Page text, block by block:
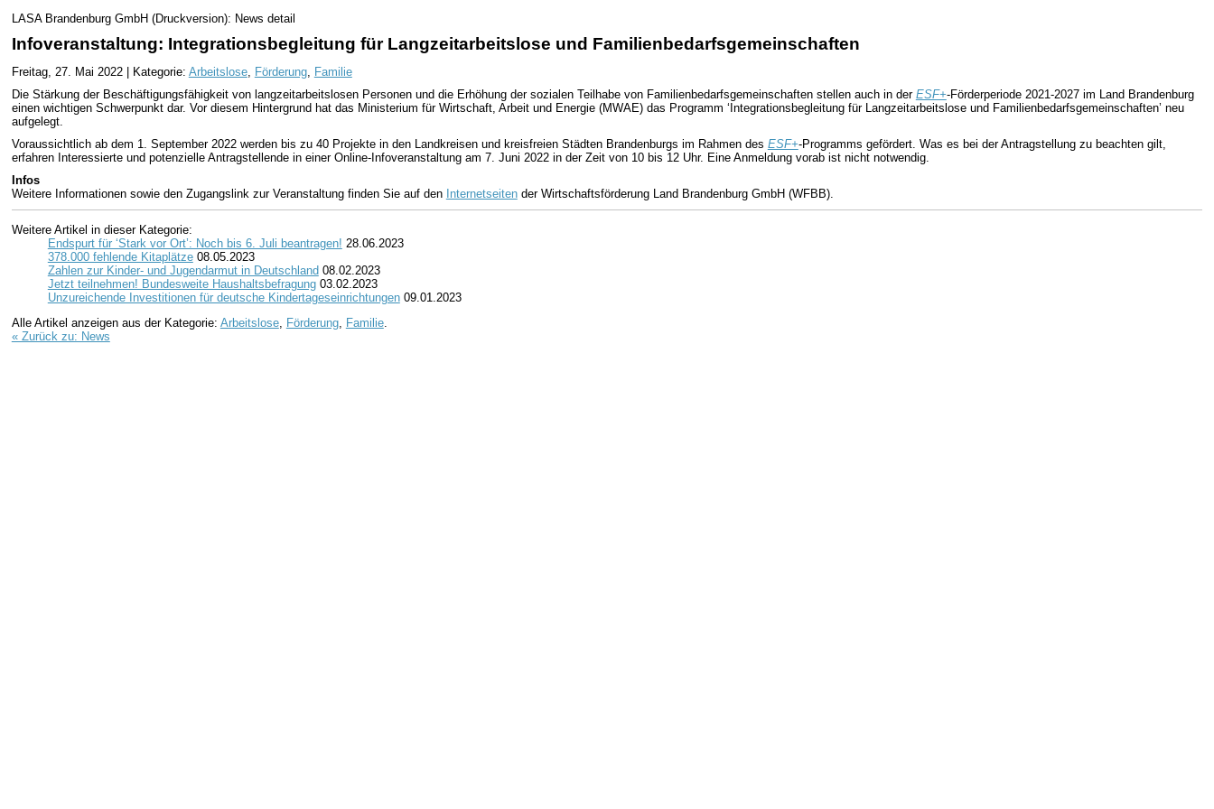
LASA Brandenburg GmbH (Druckversion): News detail
Infoveranstaltung: Integrationsbegleitung für Langzeitarbeitslose und Familienbedarfsgemeinschaften
Freitag, 27. Mai 2022 | Kategorie: Arbeitslose, Förderung, Familie
Die Stärkung der Beschäftigungsfähigkeit von langzeitarbeitslosen Personen und die Erhöhung der sozialen Teilhabe von Familienbedarfsgemeinschaften stellen auch in der ESF+-Förderperiode 2021-2027 im Land Brandenburg
einen wichtigen Schwerpunkt dar. Vor diesem Hintergrund hat das Ministerium für Wirtschaft, Arbeit und Energie (MWAE) das Programm ‘Integrationsbegleitung für Langzeitarbeitslose und Familienbedarfsgemeinschaften’ neu
aufgelegt.
Voraussichtlich ab dem 1. September 2022 werden bis zu 40 Projekte in den Landkreisen und kreisfreien Städten Brandenburgs im Rahmen des ESF+-Programms gefördert. Was es bei der Antragstellung zu beachten gilt,
erfahren Interessierte und potenzielle Antragstellende in einer Online-Infoveranstaltung am 7. Juni 2022 in der Zeit von 10 bis 12 Uhr. Eine Anmeldung vorab ist nicht notwendig.
Infos
Weitere Informationen sowie den Zugangslink zur Veranstaltung finden Sie auf den Internetseitender Wirtschaftsförderung Land Brandenburg GmbH (WFBB).
Weitere Artikel in dieser Kategorie:
Endspurt für ‘Stark vor Ort’: Noch bis 6. Juli beantragen! 28.06.2023
378.000 fehlende Kitaplätze 08.05.2023
Zahlen zur Kinder- und Jugendarmut in Deutschland 08.02.2023
Jetzt teilnehmen! Bundesweite Haushaltsbefragung 03.02.2023
Unzureichende Investitionen für deutsche Kindertageseinrichtungen 09.01.2023
Alle Artikel anzeigen aus der Kategorie: Arbeitslose, Förderung, Familie.
« Zurück zu: News